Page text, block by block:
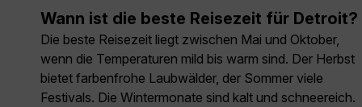
Wann ist die beste Reisezeit für Detroit?
Die beste Reisezeit liegt zwischen Mai und Oktober,
wenn die Temperaturen mild bis warm sind. Der Herbst
bietet farbenfrohe Laubwälder, der Sommer viele
Festivals. Die Wintermonate sind kalt und schneereich.